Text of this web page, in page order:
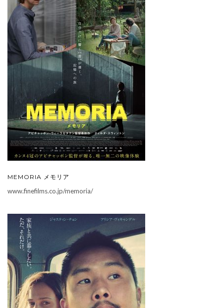
MEMORIA メモリア
www.finefilms.co.jp/memoria/